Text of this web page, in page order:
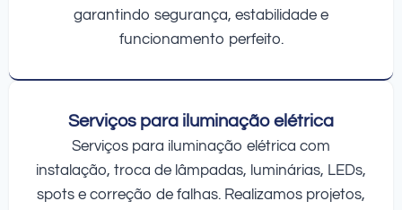
garantindo segurança, estabilidade e
funcionamento perfeito.
Serviços para iluminação elétrica
Serviços para iluminação elétrica com
instalação, troca de lâmpadas, luminárias, LEDs,
spots e correção de falhas. Realizamos projetos,